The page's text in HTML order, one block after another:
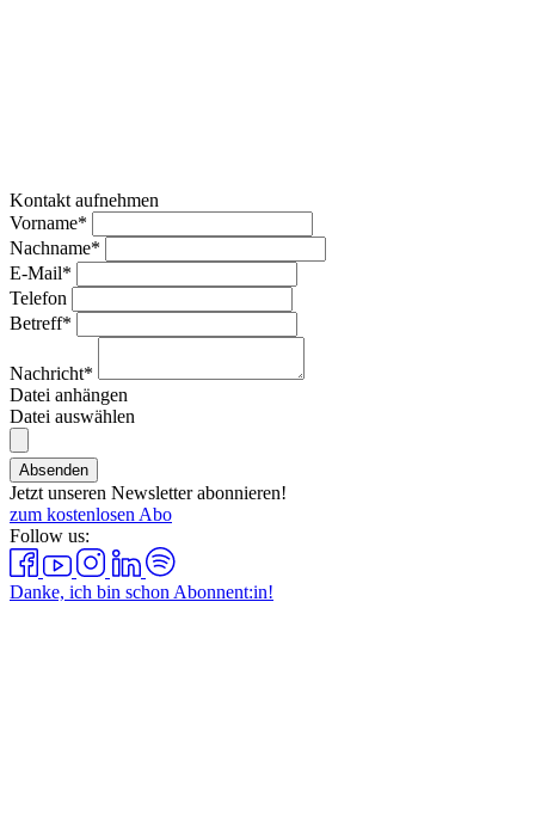
Kontakt aufnehmen
Vorname*
Nachname*
E-Mail*
Telefon
Betreff*
Nachricht*
Datei anhängen
Datei auswählen
Absenden
Jetzt unseren Newsletter abonnieren!
zum kostenlosen Abo
Follow us:
Danke, ich bin schon Abonnent:in!